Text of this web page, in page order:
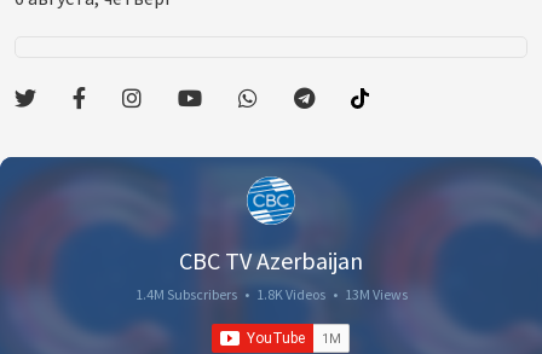
CBC TV Azerbaijan
1.4M Subscribers • 1.8K Videos • 13M Views